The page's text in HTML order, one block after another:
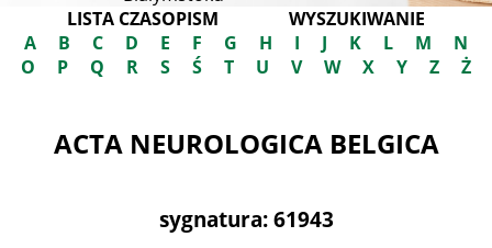
LISTA CZASOPISM
WYSZUKIWANIE
A
B C D E F G H I J K L M
N
O
P Q R S Ś T U V W X Y Z Ż
ACTA NEUROLOGICA BELGICA
sygnatura: 61943